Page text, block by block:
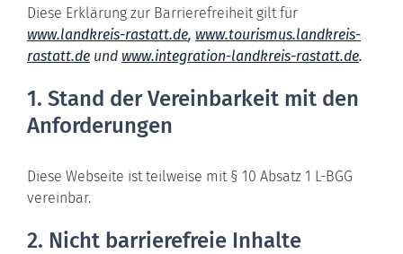
Diese Erklärung zur Barrierefreiheit gilt für
www.landkreis-rastatt.de, www.tourismus.landkreis-
rastatt.de und www.integration-landkreis-rastatt.de.
1. Stand der Vereinbarkeit mit den
Anforderungen
Diese Webseite ist teilweise mit § 10 Absatz 1 L-BGG
vereinbar.
2. Nicht barrierefreie Inhalte